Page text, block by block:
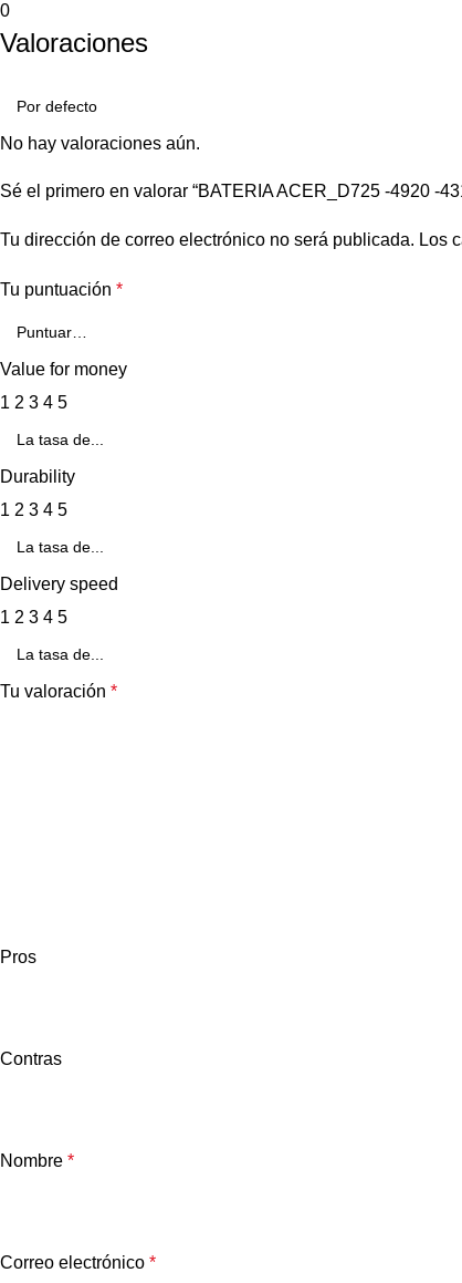
0
Valoraciones
No hay valoraciones aún.
Sé el primero en valorar “BATERIA ACER_D725 -4920 -
Tu dirección de correo electrónico no será publicada. Los
Tu puntuación *
Value for money
1 2 3 4 5
Durability
1 2 3 4 5
Delivery speed
1 2 3 4 5
Tu valoración *
Pros
Contras
Nombre *
Correo electrónico *